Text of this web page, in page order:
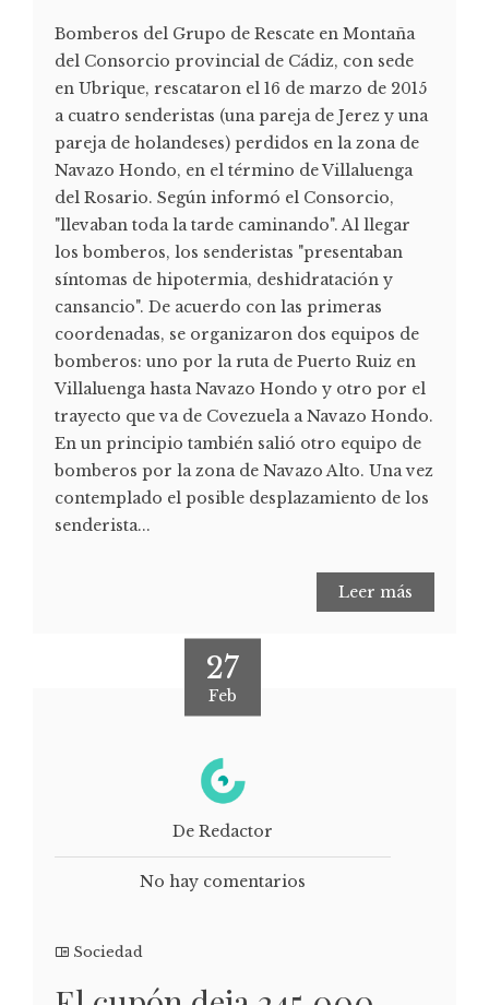
Bomberos del Grupo de Rescate en Montaña
del Consorcio provincial de Cádiz, con sede
en Ubrique, rescataron el 16 de marzo de 2015
a cuatro senderistas (una pareja de Jerez y una
pareja de holandeses) perdidos en la zona de
Navazo Hondo, en el término de Villaluenga
del Rosario. Según informó el Consorcio,
"llevaban toda la tarde caminando". Al llegar
los bomberos, los senderistas "presentaban
síntomas de hipotermia, deshidratación y
cansancio". De acuerdo con las primeras
coordenadas, se organizaron dos equipos de
bomberos: uno por la ruta de Puerto Ruiz en
Villaluenga hasta Navazo Hondo y otro por el
trayecto que va de Covezuela a Navazo Hondo.
En un principio también salió otro equipo de
bomberos por la zona de Navazo Alto. Una vez
contemplado el posible desplazamiento de los
senderista...
Leer más
27
Feb
De Redactor
No hay comentarios
Sociedad